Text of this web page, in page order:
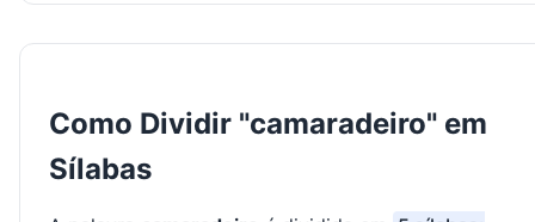
Como Dividir "camaradeiro" em
Sílabas